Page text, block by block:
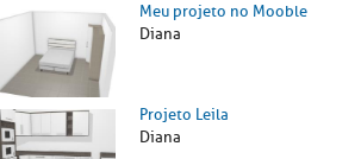
Meu projeto no Mooble
Diana
Projeto Leila
Diana